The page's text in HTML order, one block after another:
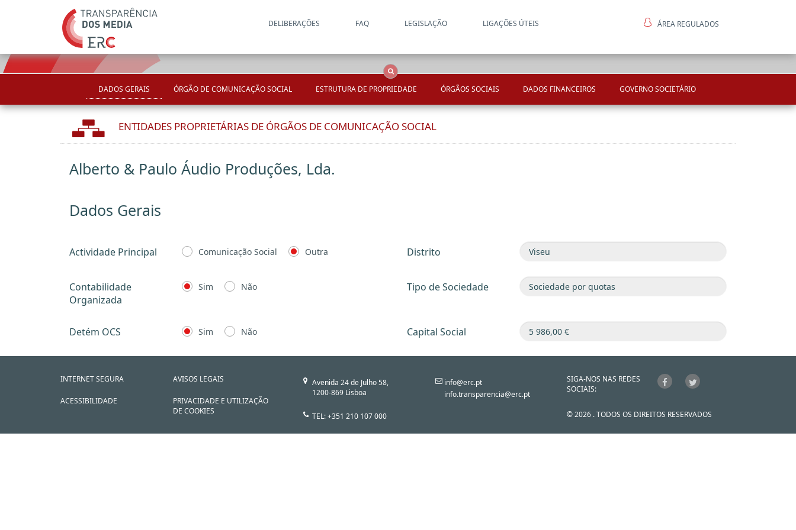
DELIBERAÇÕES FAQ LEGISLAÇÃO LIGAÇÕES ÚTEIS ÁREA REGULADOS
DADOS GERAIS ÓRGÃO DE COMUNICAÇÃO SOCIAL ESTRUTURA DE PROPRIEDADE ÓRGÃOS SOCIAIS DADOS FINANCEIROS GOVERNO SOCIETÁRIO
ENTIDADES PROPRIETÁRIAS DE ÓRGÃOS DE COMUNICAÇÃO SOCIAL
Alberto & Paulo Áudio Produções, Lda.
Dados Gerais
Actividade Principal Comunicação Social Outra Distrito
Contabilidade
Organizada
Sim Não Tipo de Sociedade
Detém OCS Sim Não Capital Social
INTERNET SEGURA
ACESSIBILIDADE
AVISOS LEGAIS
PRIVACIDADE E UTILIZAÇÃO
DE COOKIES
Avenida 24 de Julho 58,
1200-869 Lisboa
TEL: +351 210 107 000
info@erc.pt
info.transparencia@erc.pt
SIGA-NOS NAS REDES
SOCIAIS:
© 2026 . TODOS OS DIREITOS RESERVADOS